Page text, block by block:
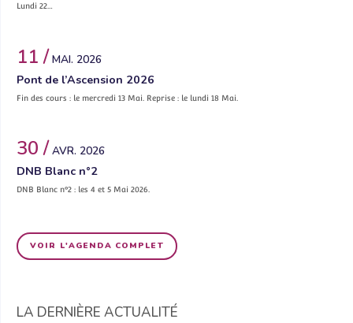
Lundi 22…
11 / MAI. 2026
Pont de l’Ascension 2026
Fin des cours : le mercredi 13 Mai. Reprise : le lundi 18 Mai.
30 / AVR. 2026
DNB Blanc n°2
DNB Blanc n°2 : les 4 et 5 Mai 2026.
VOIR L'AGENDA COMPLET
LA DERNIÈRE ACTUALITÉ